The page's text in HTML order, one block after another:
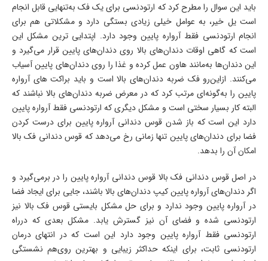
باید این سوال را مطرح کرد که ارتودنسی برای یک فک به‌تنهایی قابل انجام
است یل خیر، به عوامل خیلی زیادی بستگی دارد و مشکلاتی هم برای
انجام ارتودنسی فقط آرواره پایین وجود دارد. اپتدایی ترین مشکل این
است که گاهی اوقات دندان‌های بالا روی دندان‌های پایین قرار می‌گیرد و
این دندان‌ها به‌مانند هاون عمل کرده و غذا را روی دندان‌های پایین آسیاب
می‌کنند. ازاین‌رو فک ضربه دندان‌های بالا است و باید براکت های آرواره
پایین را به‌گونه‌ای مرتب کرد که در معرض ضربه دندان‌های بالا نباشند که
البته کار بسیار سختی است و مشکل دیگری که ارتودنسی فقط آرواره پایین
دارد این است که باز شدن قوس دندانی آرواره پایین برای درست کردن
فضا برای دندان‌های پایین تنها زمانی رخ می‌دهد که قوس دندانی فک بالا
امکان آن را بدهد.
در اصل قوس دندانی فک بالا قوس دندانی آرواره پایین را در برمی‌گیرد و
اگر دندان‌های آرواره پایین کیپ دندان‌های بالا باشند، جایی برای ایجاد فضا
در آرواره پایین وجود ندارد و برای حل مشکل بایستی قوس فک بالا نیز
ارتودنسی شده و فضای آن نیز گسترش یابد. مشکل بعدی که درراه
ارتودنسی فقط آرواره پایین وجود دارد این است که در انتهای درمان
ارتودنسی ثابت، برای اینکه حداکثر زیبایی و بهترین روی‌هم نشستگی